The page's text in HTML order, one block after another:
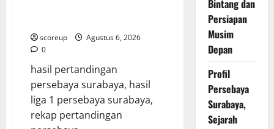
scoreup
Agustus 6, 2026
0
hasil pertandingan
persebaya surabaya, hasil
liga 1 persebaya surabaya,
rekap pertandingan
Bintang dan
Persiapan
Musim
Depan
Profil
Persebaya
Surabaya,
Sejarah